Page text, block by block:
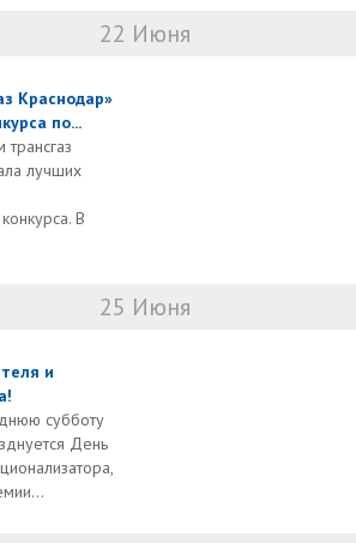
22 Июня
Краснодар»
по...
лучших
В
25 Июня
и
субботу
День